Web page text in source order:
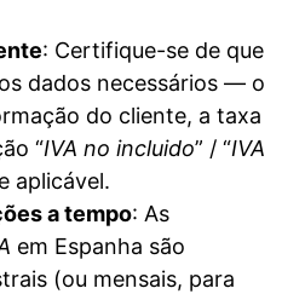
: Certifique-se de que
dados necessários — o
do cliente, a taxa
“IVA no incluido” / “IVA
aplicável.
a tempo: As
em Espanha são
(ou mensais, para